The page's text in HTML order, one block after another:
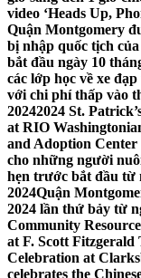
video ‘Heads Up,
Quận Montgomery
bị nhập quốc tịch
bắt đầu ngày 10
các lớp học về xe
với chi phí thấp vào
20242024 St.
at RIO
and Adoption
cho những người
hẹn trước bắt đầu từ
2024Quận
2024 lần thứ bảy từ
Community
at F. Scott Fitzgerald
Celebration at
celebrates the